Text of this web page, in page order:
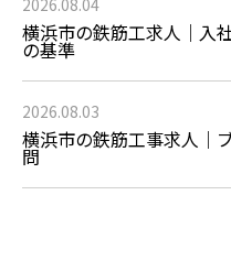
横浜市の鉄筋工求人｜入
の基準
2026.08.03
横浜市の鉄筋工事求人｜
問